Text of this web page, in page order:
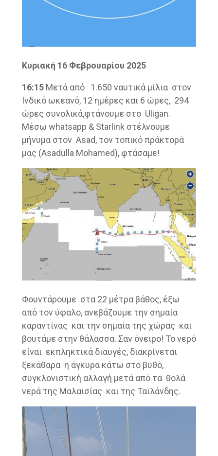
Κυριακή 16 Φεβρουαρίου 2025
16:15Μετά από 1.650 ναυτικά μίλια στον
Ινδικό ωκεανό, 12 ημέρες και 6 ώρες, 294
ώρες συνολικά,φτάνουμε στο Uligan.
Mέσω whatsapp & Starlink στέλνουμε
μήνυμα στον Asad, τον τοπικό πράκτορά
μας (Asadulla Mohamed), φτάσαμε!
Φουντάρουμε στα 22 μέτρα βάθος, έξω
από τον ύφαλο, ανεβάζουμε την σημαία
καραντίνας και την σημαία της χώρας και
βουτάμε στην θάλασσα. Σαν όνειρο! Το νερό
είναι εκπληκτικά διαυγές, διακρίνεται
ξεκάθαρα η άγκυρα κάτω στο βυθό,
συγκλονιστική αλλαγή μετά από τα θολά
νερά της Μαλαισίας και της Ταϊλάνδης.